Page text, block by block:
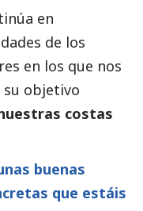
en
de los
en los que nos
su objetivo
costas
buenas
que estáis